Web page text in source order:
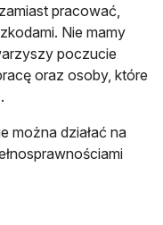
pracować,
Nie mamy
poczucie
oraz osoby, które
można działać na